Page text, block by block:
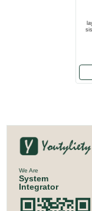
We Are
System
Integrator